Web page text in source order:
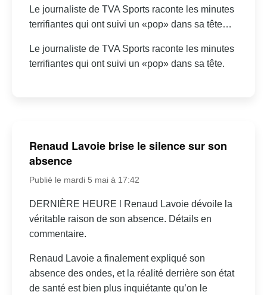
Le journaliste de TVA Sports raconte les minutes
terrifiantes qui ont suivi un «pop» dans sa tête…
Le journaliste de TVA Sports raconte les minutes
terrifiantes qui ont suivi un «pop» dans sa tête.
Renaud Lavoie brise le silence sur son
absence
Publié le mardi 5 mai à 17:42
DERNIÈRE HEURE l Renaud Lavoie dévoile la
véritable raison de son absence. Détails en
commentaire.
Renaud Lavoie a finalement expliqué son
absence des ondes, et la réalité derrière son état
de santé est bien plus inquiétante qu’on le